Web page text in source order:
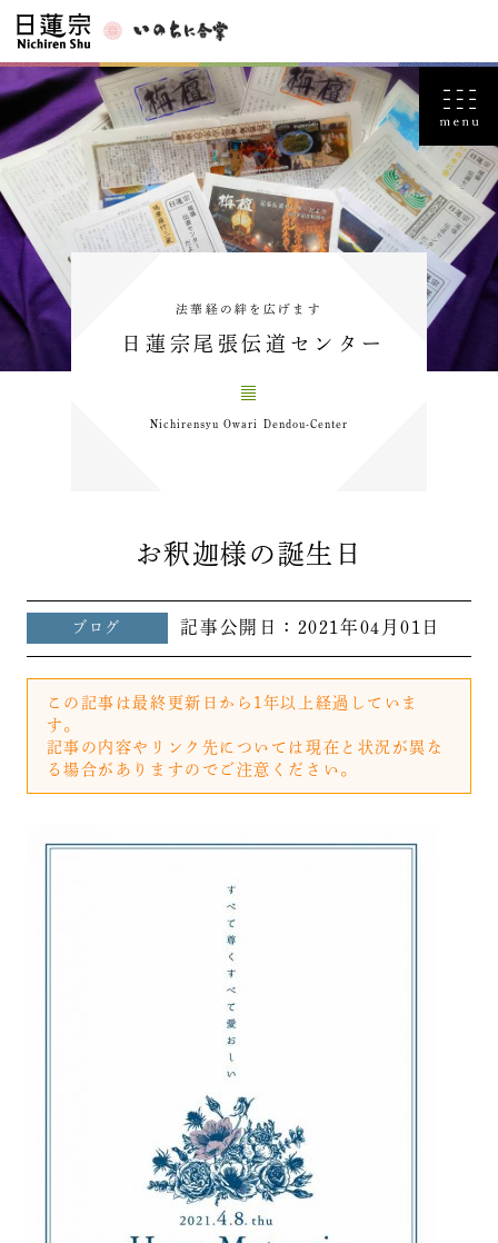
法華経の絆を広げます
日蓮宗尾張伝道センター
Nichirensyu Owari Dendou-Center
お釈迦様の誕生日
ブログ 記事公開日： 2021年04月01日
この記事は最終更新日から1年以上経過していま
す。
記事の内容やリンク先については現在と状況が異な
る場合がありますのでご注意ください。